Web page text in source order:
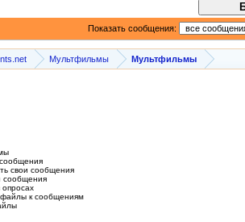
Показать сообщения:
Мультфильмы Мультфильмы
свои сообщения
сообщения
опросах
файлы к сообщениям